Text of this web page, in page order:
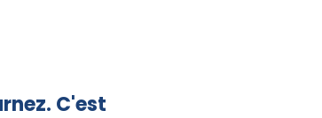
C'est